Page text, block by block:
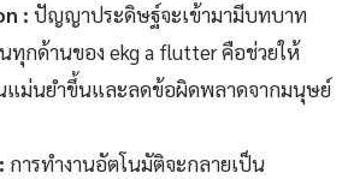
: ปัญญาประดิษฐ์จะเข้ามามีบทบาท
ทุกด้านของ ekg a flutter คือช่วยให้
นแม่นยำขึ้นและลดข้อผิดพลาดจากมนุษย์
การทำงานอัตโนมัติจะกลายเป็น